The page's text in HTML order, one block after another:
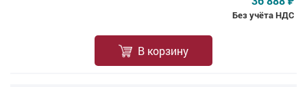
Без учёта НДС
В корзину